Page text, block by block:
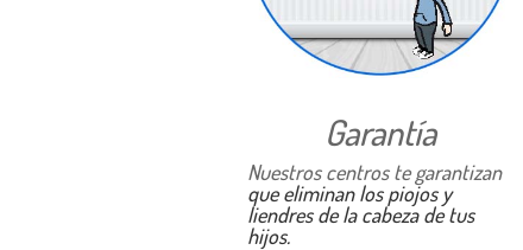
Garantía
Nuestros centros te garantizan
que eliminan los piojos y
liendres de la cabeza de tus
hijos.